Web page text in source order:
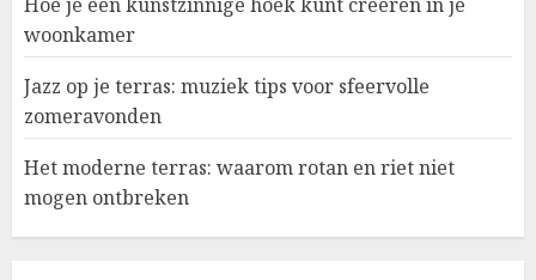
woonkamer
Jazz op je terras: muziek tips voor sfeervolle
zomeravonden
Het moderne terras: waarom rotan en riet niet
mogen ontbreken